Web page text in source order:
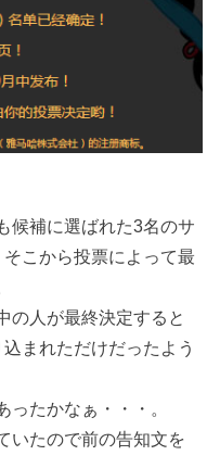
候補に選ばれた3名のサ
こから投票によって最
の人が最終決定すると
まれただけだったよう
たかなぁ・・・。
いたので前の告知文を